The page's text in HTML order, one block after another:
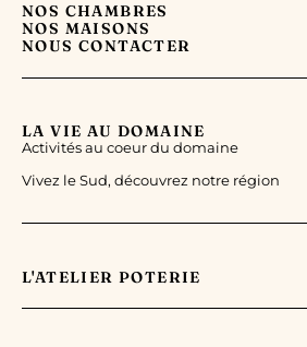
NOS CHAMBRES
NOS MAISONS
NOUS CONTACTER
LA VIE AU DOMAINE
Activités au coeur du domaine
Vivez le Sud, découvrez notre région
L'ATELIER POTERIE